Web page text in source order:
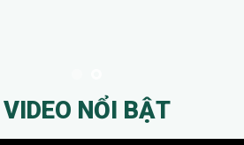
VIDEO NỔI BẬT